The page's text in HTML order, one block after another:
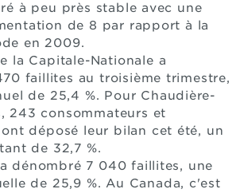
à peu près stable avec une
de 8 par rapport à la
en 2009.
la Capitale-Nationale a
faillites au troisième trimestre,
de 25,4 %. Pour Chaudière-
243 consommateurs et
déposé leur bilan cet été, un
de 32,7 %.
dénombré 7 040 faillites, une
de 25,9 %. Au Canada, c'est